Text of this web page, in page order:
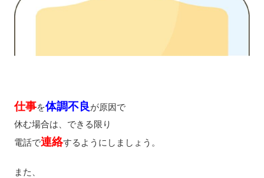
仕事を体調不良が原因で
休む場合は、できる限り
電話で連絡するようにしましょう。
また、